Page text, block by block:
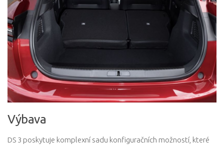
Výbava
DS 3 poskytuje komplexní sadu konfiguračních možností, které